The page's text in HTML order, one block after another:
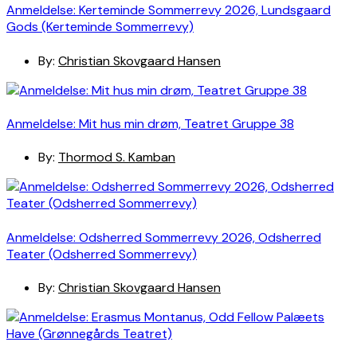
Anmeldelse: Kerteminde Sommerrevy 2026, Lundsgaard
Gods (Kerteminde Sommerrevy)
By: Christian Skovgaard Hansen
Anmeldelse: Mit hus min drøm, Teatret Gruppe 38
By: Thormod S. Kamban
Anmeldelse: Odsherred Sommerrevy 2026, Odsherred
Teater (Odsherred Sommerrevy)
By: Christian Skovgaard Hansen